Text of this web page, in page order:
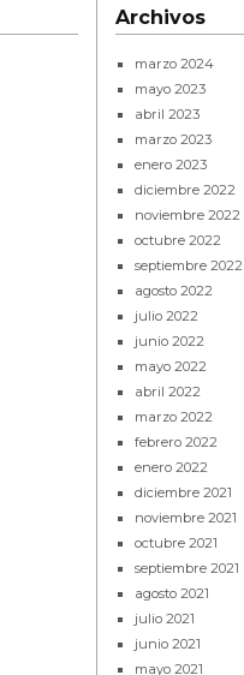
Archivos
marzo 2024
mayo 2023
abril 2023
marzo 2023
enero 2023
diciembre 2022
noviembre 2022
octubre 2022
septiembre 2022
agosto 2022
julio 2022
junio 2022
mayo 2022
abril 2022
marzo 2022
febrero 2022
enero 2022
diciembre 2021
noviembre 2021
octubre 2021
septiembre 2021
agosto 2021
julio 2021
junio 2021
mayo 2021